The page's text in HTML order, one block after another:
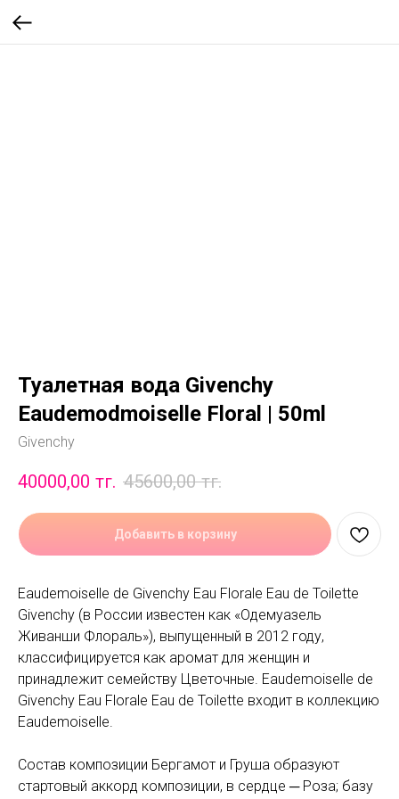
Туалетная вода Givenchy
Eaudemodmoiselle Floral | 50ml
Givenchy
40000,00 тг. 45600,00 тг.
Добавить в корзину
Eaudemoiselle de Givenchy Eau Florale Eau de Toilette
Givenchy (в России известен как «Одемуазель
Живанши Флораль»), выпущенный в 2012 году,
классифицируется как аромат для женщин и
принадлежит семейству Цветочные. Eaudemoiselle de
Givenchy Eau Florale Eau de Toilette входит в коллекцию
Eaudemoiselle.
Состав композиции Бергамот и Груша образуют
стартовый аккорд композиции, в сердце ─ Роза; базу